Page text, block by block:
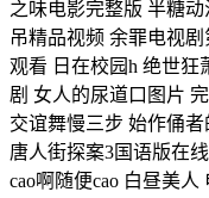
之味电影完整版 半糖
吊精品视频 余罪电视
观看 日在校园h 绝世狂
剧 女人的尿道口图片
交谊舞慢三步 始作俑
唐人街探案3国语版在
cao啊随便cao 白昼美